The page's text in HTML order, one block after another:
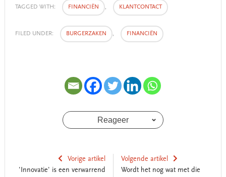
TAGGED WITH: FINANCIËN , KLANTCONTACT
FILED UNDER: BURGERZAKEN , FINANCIËN
Reageer
Vorige artikel
'Innovatie' is een verwarrend
Volgende artikel
Wordt het nog wat met die